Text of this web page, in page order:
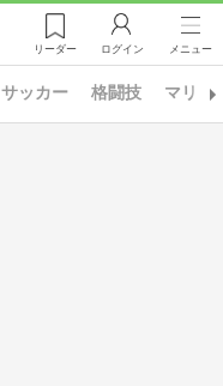
リーダー ログイン メニュー
サッカー 格闘技 マリン